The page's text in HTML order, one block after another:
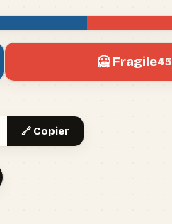
🥶 Fragile45
🔗 Copier